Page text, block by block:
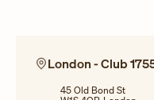
London - Club
45 Old Bond St